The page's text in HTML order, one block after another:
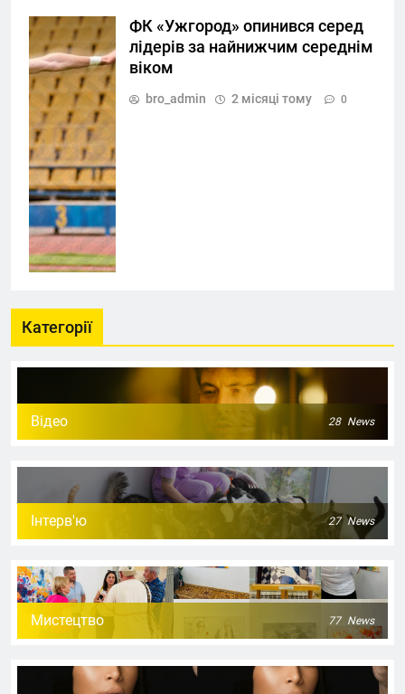
ФК «Ужгород» опинився серед
лідерів за найнижчим середнім
віком
bro_admin 2 місяці тому 0
Категорії
Відео 28 News
Інтерв'ю 27 News
Мистецтво 77 News